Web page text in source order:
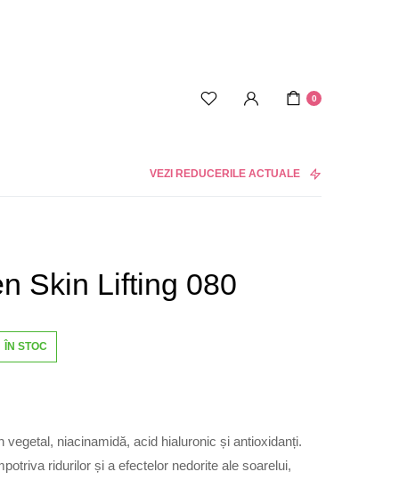
0
VEZI REDUCERILE ACTUALE
Skin Lifting 080
ÎN STOC
vegetal, niacinamidă, acid hialuronic și antioxidanți.
ridurilor și a efectelor nedorite ale soarelui,